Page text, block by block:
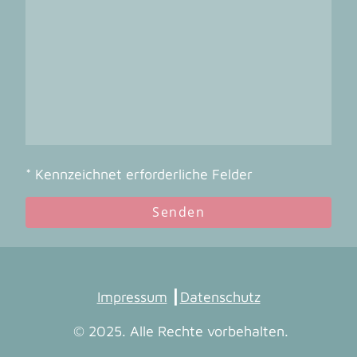
* Kennzeichnet erforderliche Felder
Senden
Impressum Datenschutz
© 2025. Alle Rechte vorbehalten.